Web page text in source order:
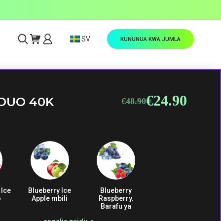
SV KUNUNUA KWA JUMLA
40K €48.90
Original
€48.90.
€24.90
Current
€24.90.
Blueberry Ice
Apple mbili
Blueberry
Raspberry.
Barafu ya